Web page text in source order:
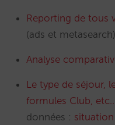
Reporting de tous
(ads et
Analyse
Le type de séjour,
formules Club,
données :